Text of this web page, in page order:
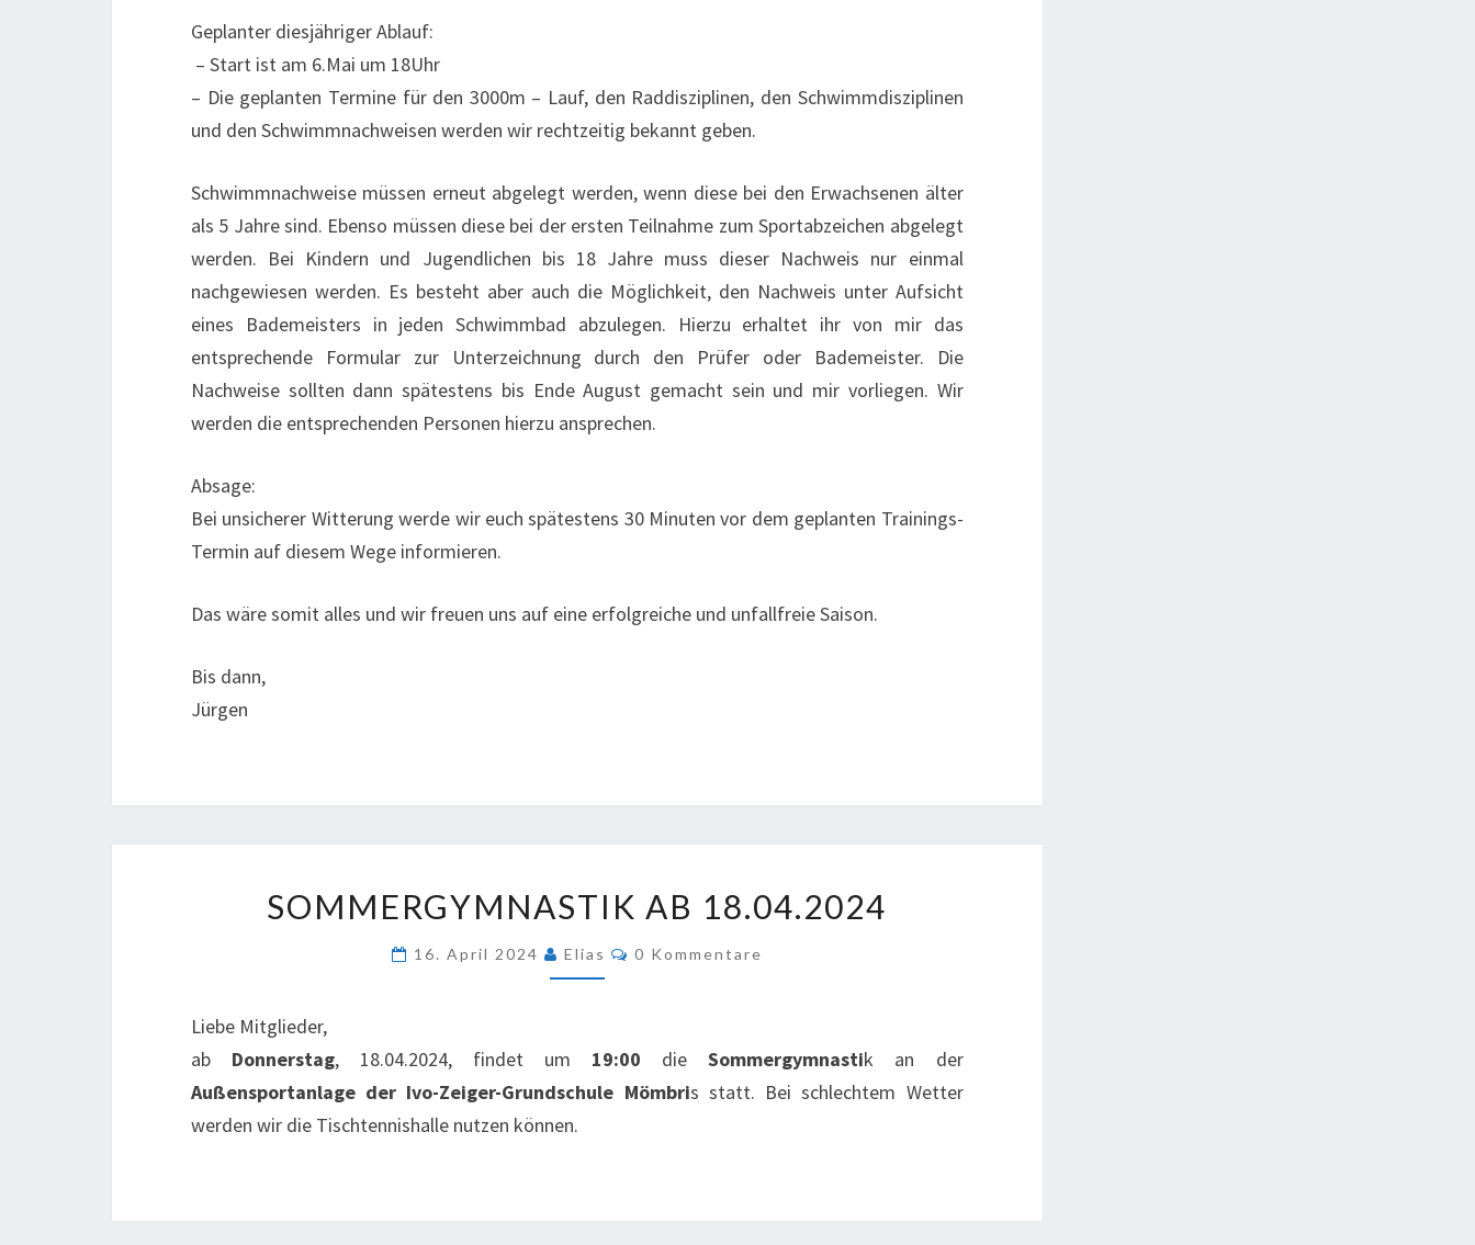
Geplanter diesjähriger Ablauf:
– Start ist am 6.Mai um 18Uhr
– Die geplanten Termine für den 3000m – Lauf, den Raddisziplinen, den Schwimmdisziplinen
und den Schwimmnachweisen werden wir rechtzeitig bekannt geben.
Schwimmnachweise müssen erneut abgelegt werden, wenn diese bei den Erwachsenen älter
als 5 Jahre sind. Ebenso müssen diese bei der ersten Teilnahme zum Sportabzeichen abgelegt
werden. Bei Kindern und Jugendlichen bis 18 Jahre muss dieser Nachweis nur einmal
nachgewiesen werden. Es besteht aber auch die Möglichkeit, den Nachweis unter Aufsicht
eines Bademeisters in jeden Schwimmbad abzulegen. Hierzu erhaltet ihr von mir das
entsprechende Formular zur Unterzeichnung durch den Prüfer oder Bademeister. Die
Nachweise sollten dann spätestens bis Ende August gemacht sein und mir vorliegen. Wir
werden die entsprechenden Personen hierzu ansprechen.
Absage:
Bei unsicherer Witterung werde wir euch spätestens 30 Minuten vor dem geplanten Trainings-
Termin auf diesem Wege informieren.
Das wäre somit alles und wir freuen uns auf eine erfolgreiche und unfallfreie Saison.
Bis dann,
Jürgen
18.04.2024
SOMMERGYMNASTIK AB 18.04.2024
16. April 2024 Elias Kommentare
0 Kommentare
Liebe Mitglieder,
ab Donnerstag, 18.04.2024, findet um 19:00 dieSommergymnastik an der
Außensportanlage der Ivo-Zeiger-Grundschule Mömbris statt. Bei schlechtem Wetter
werden wir die Tischtennishalle nutzen können.